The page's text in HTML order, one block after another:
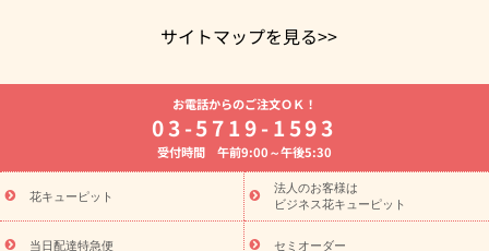
サイトマップを見る>>
よく贈られる花
お祝いの花特集
誕生日フラワーギフト特集
8月の誕生花(トルコキキョウ)
開店・開業祝い
お供え・お悔やみ お供え・お悔やみの花
通夜・葬儀に贈る花 胡蝶蘭・花鉢
ーブドフラワー
季節のイベント
ひまわり ギフト・プレゼント
特集
お盆 花（新盆・初盆） 季節のイベント
お盆 花（新
盆・初盆）
お盆 花（新盆・初盆）
お盆・お供え 花とセットギ
お電話からのご注文ＯＫ！
03-5719-1593
受付時間 午前9:00～午後5:30
花キューピット
法人のお客様は
ビジネス花キューピット
当日配達特急便 セミオーダー